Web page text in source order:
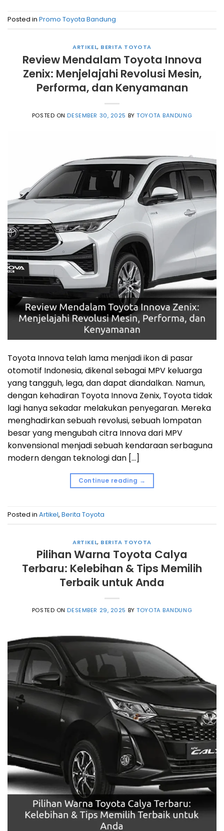
Posted in Promo Toyota Bandung
ARTIKEL, BERITA TOYOTA
Review Mendalam Toyota Innova
Zenix: Menjelajahi Revolusi Mesin,
Performa, dan Kenyamanan
POSTED ONDESEMBER 30, 2025 BYTOYOTA BANDUNG
Toyota Innova telah lama menjadi ikon di pasar
otomotif Indonesia, dikenal sebagai MPV keluarga
yang tangguh, lega, dan dapat diandalkan. Namun,
dengan kehadiran Toyota Innova Zenix, Toyota tidak
lagi hanya sekadar melakukan penyegaran. Mereka
menghadirkan sebuah revolusi, sebuah lompatan
besar yang mengubah citra Innova dari MPV
konvensional menjadi sebuah kendaraan serbaguna
modern dengan teknologi dan […]
Continue reading →
Posted in Artikel, Berita Toyota
ARTIKEL, BERITA TOYOTA
Pilihan Warna Toyota Calya
Terbaru: Kelebihan & Tips Memilih
Terbaik untuk Anda
POSTED ONDESEMBER 29, 2025 BYTOYOTA BANDUNG